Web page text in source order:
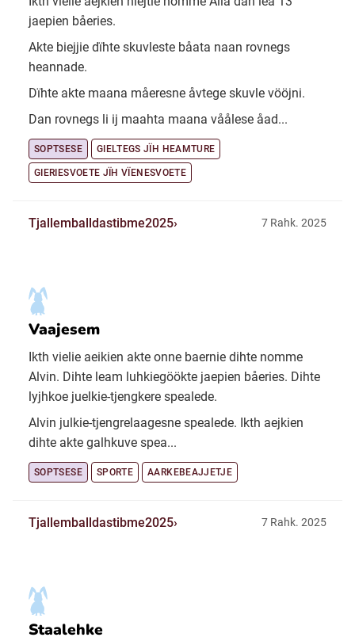
jaepien båeries.
Akte biejjie dïhte skuvleste båata naan rovnegs
heannade.
Dïhte akte maana måeresne åvtege skuvle vööjni.
Dan rovnegs li ij maahta maana våålese åad...
SOPTSESE GIELTEGS JÏH HEAMTURE
GIERIESVOETE JÏH VÏENESVOETE
Tjallemballdastibme2025 7 Rahk. 2025
Vaajesem
Ikth vielie aeikien akte onne baernie dihte nomme
Alvin. Dihte leam luhkiegöökte jaepien båeries. Dihte
lyjhkoe juelkie-tjengkere spealede.
Alvin julkie-tjengrelaagesne spealede. Ikth aejkien
dihte akte galhkuve spea...
SOPTSESE SPORTE AARKEBEAJJETJE
Tjallemballdastibme2025 7 Rahk. 2025
Staalehke